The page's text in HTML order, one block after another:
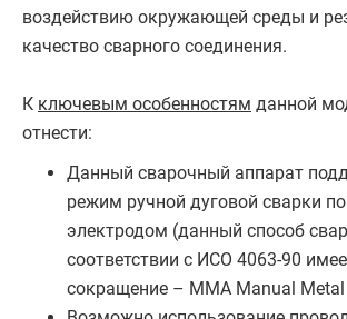
воздействию окружающей среды и
качество сварного соединения.
К ключевым особенностям данной
отнести:
Данный сварочный аппарат
режим ручной дуговой сварки
электродом (данный способ
соответствии с ИСО 4063-90
сокращение – MMA Manual Metal